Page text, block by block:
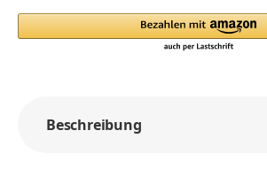
Beschreibung